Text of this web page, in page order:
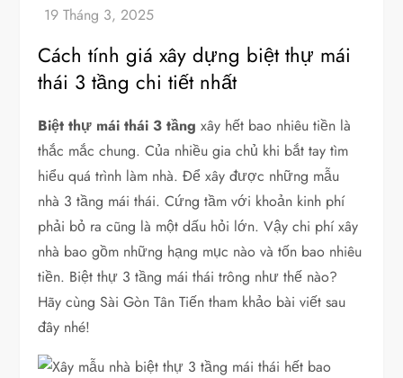
Cách tính giá xây dựng biệt thự mái
thái 3 tầng chi tiết nhất
Biệt thự mái thái 3 tầng xây hết bao nhiêu tiền là
thắc mắc chung. Của nhiều gia chủ khi bắt tay tìm
hiểu quá trình làm nhà. Để xây được những mẫu
nhà 3 tầng mái thái. Cứng tầm với khoản kinh phí
phải bỏ ra cũng là một dấu hỏi lớn. Vậy chi phí xây
nhà bao gồm những hạng mục nào và tốn bao nhiêu
tiền. Biệt thự 3 tầng mái thái trông như thế nào?
Hãy cùng Sài Gòn Tân Tiến tham khảo bài viết sau
đây nhé!